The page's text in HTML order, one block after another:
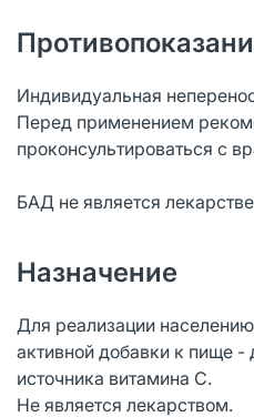
Индивидуальная
Перед применением
проконсультироваться с
БАД не является
Назначение
Для реализации
активной добавки к пище -
источника витамина С.
Не является лекарством.